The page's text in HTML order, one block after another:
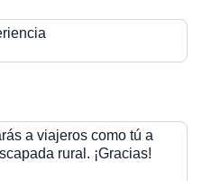
a viajeros como tú a
rural. ¡Gracias!